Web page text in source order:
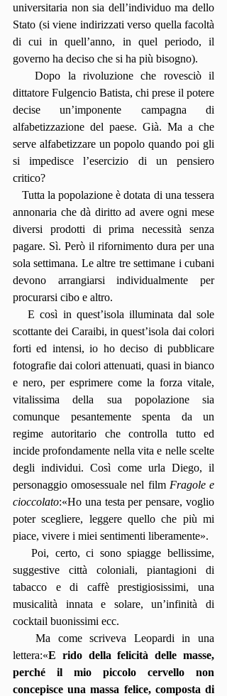
universitaria non sia dell’individuo ma dello
Stato (si viene indirizzati verso quella facoltà
di cui in quell’anno, in quel periodo, il
governo ha deciso che si ha più bisogno).
   Dopo la rivoluzione che rovesciò il
dittatore Fulgencio Batista, chi prese il potere
decise un’imponente campagna di
alfabetizzazione del paese. Già. Ma a che
serve alfabetizzare un popolo quando poi gli
si impedisce l’esercizio di un pensiero
critico?
annonaria che dà diritto ad avere ogni mese
diversi prodotti di prima necessità senza
pagare. Sì. Però il rifornimento dura per una
sola settimana. Le altre tre settimane i cubani
devono arrangiarsi individualmente per
procurarsi cibo e altro.
   E così in quest’isola illuminata dal sole
scottante dei Caraibi, in quest’isola dai colori
forti ed intensi, io ho deciso di pubblicare
fotografie dai colori attenuati, quasi in bianco
e nero, per esprimere come la forza vitale,
vitalissima della sua popolazione sia
comunque pesantemente spenta da un
regime autoritario che controlla tutto ed
incide profondamente nella vita e nelle scelte
degli individui. Così come urla Diego, il
personaggio omosessuale nel film Fragole e
cioccolato:«Ho una testa per pensare, voglio
poter scegliere, leggere quello che più mi
piace, vivere i miei sentimenti liberamente».
suggestive città coloniali, piantagioni di
tabacco e di caffè prestigiosissimi, una
musicalità innata e solare, un’infinità di
cocktail buonissimi ecc.
lettera:«E rido della felicità delle masse,
perché il mio piccolo cervello non
concepisce una massa felice, composta di